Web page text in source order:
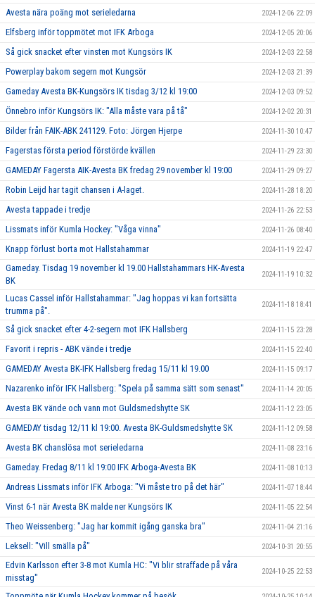
Avesta nära poäng mot serieledarna 2024-12-06 22:09
Elfsberg inför toppmötet mot IFK Arboga 2024-12-05 20:06
Så gick snacket efter vinsten mot Kungsörs IK 2024-12-03 22:58
Powerplay bakom segern mot Kungsör 2024-12-03 21:39
Gameday Avesta BK-Kungsörs IK tisdag 3/12 kl 19:00 2024-12-03 09:52
Önnebro inför Kungsörs IK: "Alla måste vara på tå" 2024-12-02 20:31
Bilder från FAIK-ABK 241129. Foto: Jörgen Hjerpe 2024-11-30 10:47
Fagerstas första period förstörde kvällen 2024-11-29 23:30
GAMEDAY Fagersta AIK-Avesta BK fredag 29 november kl 19:00 2024-11-29 09:27
Robin Leijd har tagit chansen i A-laget. 2024-11-28 18:20
Avesta tappade i tredje 2024-11-26 22:53
Lissmats inför Kumla Hockey: "Våga vinna" 2024-11-26 08:40
Knapp förlust borta mot Hallstahammar 2024-11-19 22:47
Gameday. Tisdag 19 november kl 19.00 Hallstahammars HK-Avesta
BK
2024-11-19 10:32
Lucas Cassel inför Hallstahammar: "Jag hoppas vi kan fortsätta
trumma på".
2024-11-18 18:41
Så gick snacket efter 4-2-segern mot IFK Hallsberg 2024-11-15 23:28
Favorit i repris - ABK vände i tredje 2024-11-15 22:40
GAMEDAY Avesta BK-IFK Hallsberg fredag 15/11 kl 19.00 2024-11-15 09:17
Nazarenko inför IFK Hallsberg: "Spela på samma sätt som senast" 2024-11-14 20:05
Avesta BK vände och vann mot Guldsmedshytte SK 2024-11-12 23:05
GAMEDAY tisdag 12/11 kl 19:00. Avesta BK-Guldsmedshytte SK 2024-11-12 09:58
Avesta BK chanslösa mot serieledarna 2024-11-08 23:16
Gameday. Fredag 8/11 kl 19:00 IFK Arboga-Avesta BK 2024-11-08 10:13
Andreas Lissmats inför IFK Arboga: "Vi måste tro på det här" 2024-11-07 18:44
Vinst 6-1 när Avesta BK malde ner Kungsörs IK 2024-11-05 22:54
Theo Weissenberg: "Jag har kommit igång ganska bra" 2024-11-04 21:16
Leksell: "Vill smälla på" 2024-10-31 20:55
Edvin Karlsson efter 3-8 mot Kumla HC: "Vi blir straffade på våra
misstag"
2024-10-25 22:53